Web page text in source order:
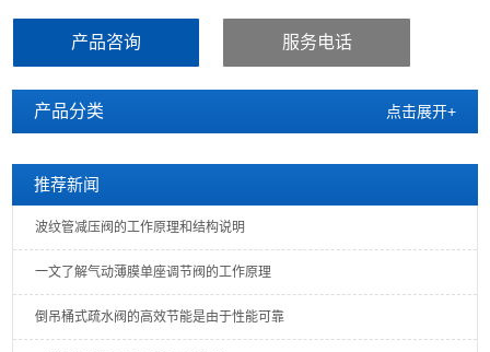
产品咨询 服务电话
产品分类 点击展开+
推荐新闻
波纹管减压阀的工作原理和结构说明
一文了解气动薄膜单座调节阀的工作原理
倒吊桶式疏水阀的高效节能是由于性能可靠